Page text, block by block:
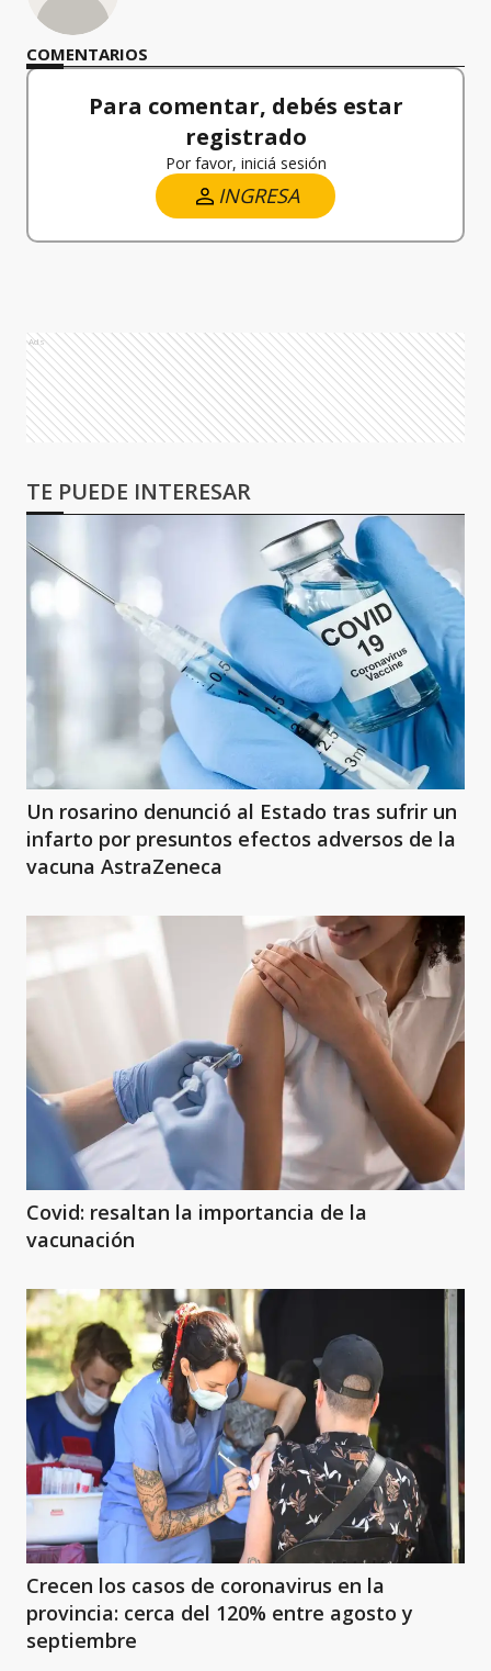
COMENTARIOS
Para comentar, debés estar
registrado
Por favor, iniciá sesión
INGRESA
Ads
TE PUEDE INTERESAR
Un rosarino denunció al Estado tras sufrir un
infarto por presuntos efectos adversos de la
vacuna AstraZeneca
Covid: resaltan la importancia de la
vacunación
Crecen los casos de coronavirus en la
provincia: cerca del 120% entre agosto y
septiembre